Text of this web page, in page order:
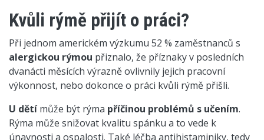
Kvůli rýmě přijít o práci?
Při jednom americkém výzkumu 52 % zaměstnanců s
alergickou rýmou přiznalo, že příznaky v posledních
dvanácti měsících výrazně ovlivnily jejich pracovní
výkonnost, nebo dokonce o práci kvůli rýmě přišli.
U dětí může být rýma příčinou problémů s učením.
Rýma může snižovat kvalitu spánku a to vede k
únavnosti a ospalosti. Také léčba antihistaminiky, tedy